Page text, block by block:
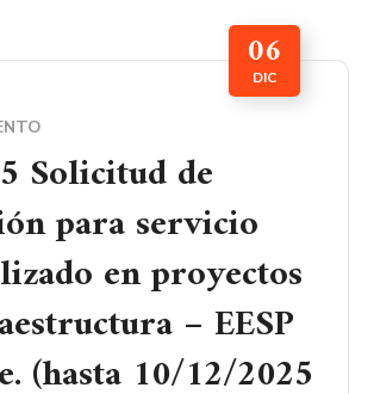
06
DIC
Solicitud de
para servicio
en proyectos
– EESP
(hasta 10/12/2025